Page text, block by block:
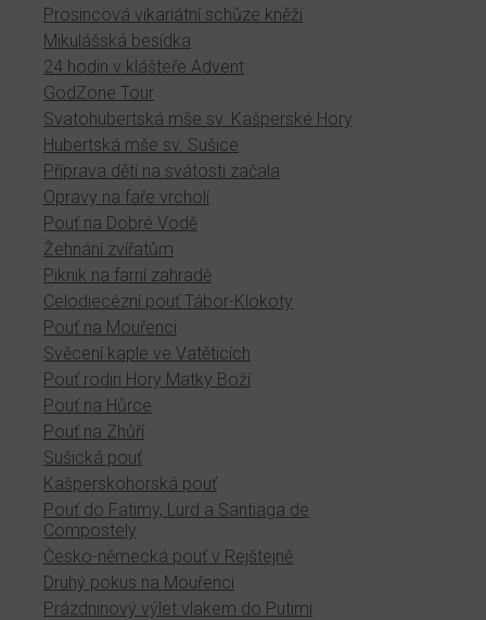
Prosincová vikariátní schůze kněží
Mikulášská besídka
24 hodin v klášteře Advent
GodZone Tour
Svatohubertská mše sv. Kašperské Hory
Hubertská mše sv. Sušice
Příprava dětí na svátosti začala
Opravy na faře vrcholí
Pouť na Dobré Vodě
Žehnání zvířatům
Piknik na farní zahradě
Celodiecézní pouť Tábor-Klokoty
Pouť na Mouřenci
Svěcení kaple ve Vatěticích
Pouť rodin Hory Matky Boží
Pouť na Hůrce
Pouť na Zhůří
Sušická pouť
Kašperskohorská pouť
Pouť do Fatimy, Lurd a Santiaga de
Compostely
Česko-německá pouť v Rejštejně
Druhý pokus na Mouřenci
Prázdninový výlet vlakem do Putimi